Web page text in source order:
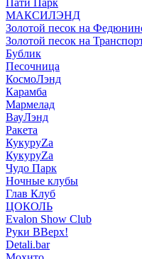
Пати Парк
МАКСИЛЭНД
Золотой песок на
Золотой песок на
Бублик
Песочница
КосмоЛэнд
Карамба
Мармелад
ВауЛэнд
Ракета
КукуруZа
КукуруZа
Чудо Парк
Ночные клубы
Глав Клуб
ЦОКОЛЬ
Evalon Show Club
Руки ВВерх!
Detali.bar